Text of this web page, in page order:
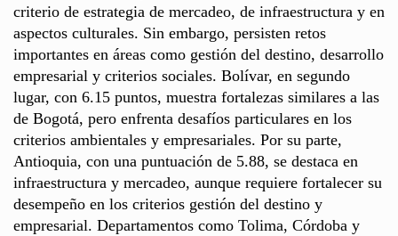
criterio de estrategia de mercadeo, de infraestructura y en
aspectos culturales. Sin embargo, persisten retos
importantes en áreas como gestión del destino, desarrollo
empresarial y criterios sociales. Bolívar, en segundo
lugar, con 6.15 puntos, muestra fortalezas similares a las
de Bogotá, pero enfrenta desafíos particulares en los
criterios ambientales y empresariales. Por su parte,
Antioquia, con una puntuación de 5.88, se destaca en
infraestructura y mercadeo, aunque requiere fortalecer su
desempeño en los criterios gestión del destino y
empresarial. Departamentos como Tolima, Córdoba y